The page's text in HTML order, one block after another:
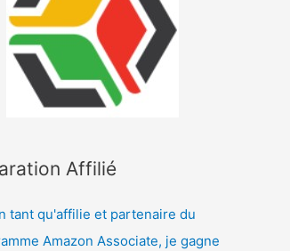
Affilié
tant qu'affilie et partenaire du
Amazon Associate, je gagne